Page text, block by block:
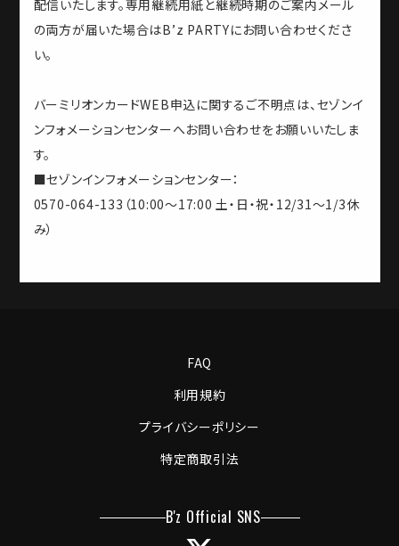
配信いたします。専用継続用紙と継続時期のご案内メール
の両方が届いた場合はB’z PARTYにお問い合わせくださ
い。
バーミリオンカードWEB申込に関するご不明点は、セゾンイ
ンフォメーションセンターへお問い合わせをお願いいたしま
す。
■セゾンインフォメーションセンター：
0570-064-133（10:00～17:00 土・日・祝・12/31～1/3休
み）
FAQ
利用規約
プライバシーポリシー
特定商取引法